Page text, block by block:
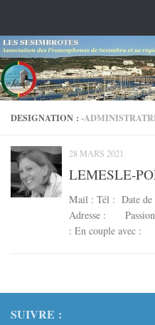
DESIGNATION : -
28 MARS 2021
LEMESLE-
Mail : Tél : Date de
Adresse : Passion
: En couple avec :
SUIVRE :